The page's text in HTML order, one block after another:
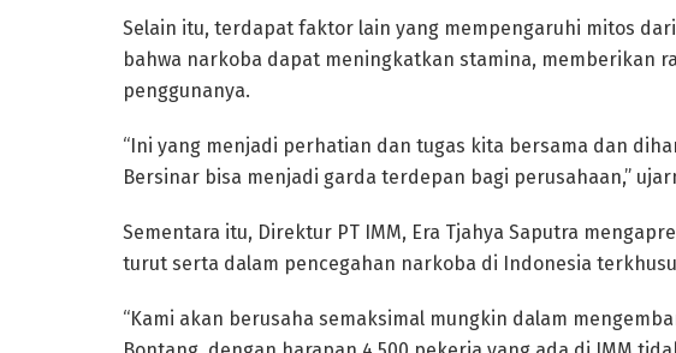
Selain itu, terdapat faktor lain yang mempengaruhi mitos
bahwa narkoba dapat meningkatkan stamina, memberikan
penggunanya.
“Ini yang menjadi perhatian dan tugas kita bersama dan
Bersinar bisa menjadi garda terdepan bagi perusahaan,”
Sementara itu, Direktur PT IMM, Era Tjahya Saputra
turut serta dalam pencegahan narkoba di Indonesia
“Kami akan berusaha semaksimal mungkin dalam